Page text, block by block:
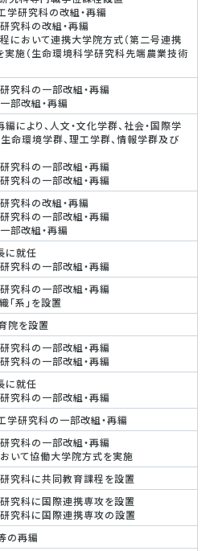
学研究科の改組・再編
究科の改組・再編
において連携大学院方式（第二号連携
実施（生命環境科学研究科先端農業技術
究科の一部改組・再編
部改組・再編
により、人文・文化学群、社会・国際学
生命環境学群、理工学群、情報学群及び
究科の一部改組・再編
究科の一部改組・再編
究科の改組・再編
究科の一部改組・再編
部改組・再編
に就任
究科の一部改組・再編
究科の一部改組・再編
「系」を設置
院を設置
究科の一部改組・再編
究科の一部改組・再編
に就任
究科の一部改組・再編
学研究科の一部改組・再編
究科の一部改組・再編
いて協働大学院方式を実施
究科に共同教育課程を設置
究科に国際連携専攻を設置
究科に国際連携専攻の設置
の再編